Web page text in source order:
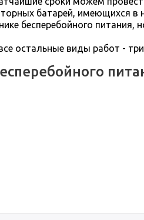
батарей, имеющихся в
бесперебойного питания,
остальные виды работ -